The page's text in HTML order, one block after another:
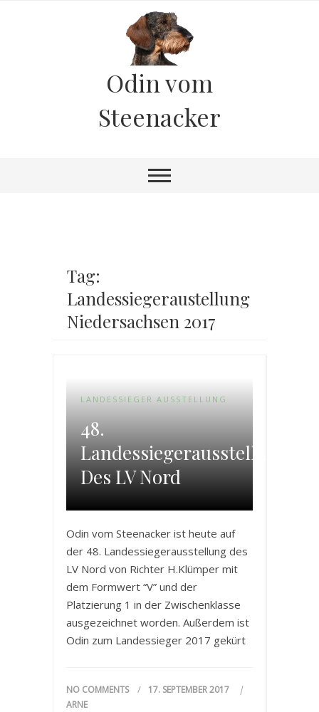
Odin vom
Steenacker
Tag:
Landessiegeraustellung
Niedersachsen 2017
LANDESSIEGER AUSSTELLUNG
48.
Landessiegerausstellung
Des LV Nord
Odin vom Steenacker ist heute auf
der 48. Landessiegerausstellung des
LV Nord von Richter H.Klümper mit
dem Formwert “V” und der
Platzierung 1 in der Zwischenklasse
ausgezeichnet worden. Außerdem ist
Odin zum Landessieger 2017 gekürt
Austellung geworden.
NO COMMENTS
17. SEPTEMBER 2017
ARNE